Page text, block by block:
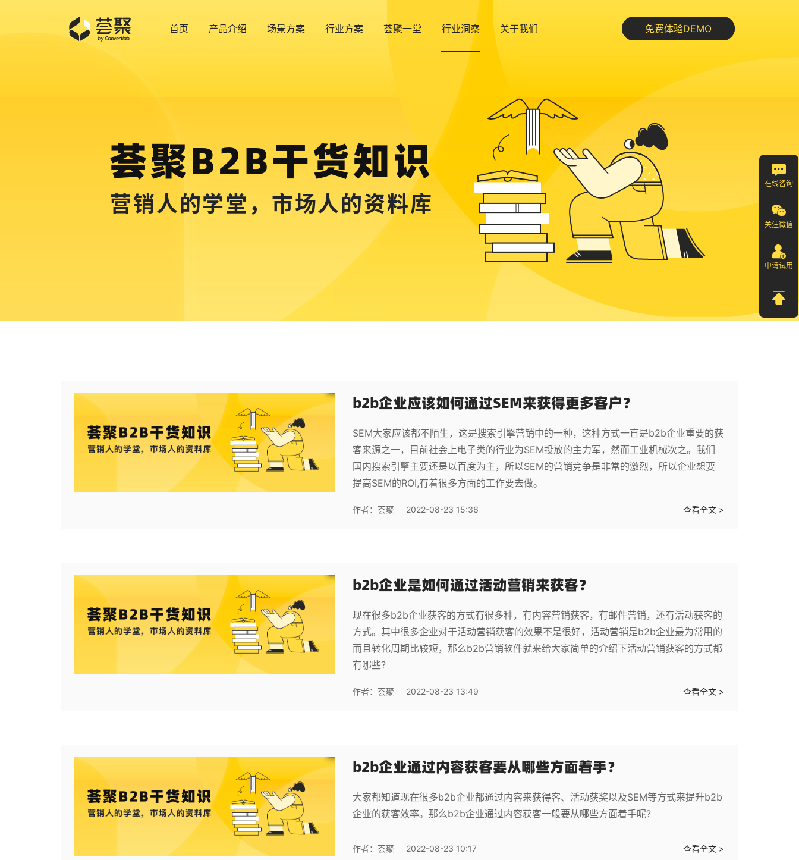
首页 产品介绍 场景方案 行业方案 荟聚一堂 行业洞察 关于我们 免费体验DEMO
荟聚B2B干货知识
营销人的学堂，市场人的资料库
b2b企业应该如何通过SEM来获得更多客户？
SEM大家应该都不陌生，这是搜索引擎营销中的一种，这种方式一直是b2b企业重要的获
客来源之一，目前社会上电子类的行业为SEM投放的主力军，然而工业机械次之。我们
国内搜索引擎主要还是以百度为主，所以SEM的营销竞争是非常的激烈，所以企业想要
提高SEM的ROI,有着很多方面的工作要去做。
作者：荟聚 2022-08-23 15:36 查看全文 >
b2b企业是如何通过活动营销来获客？
现在很多b2b企业获客的方式有很多种，有内容营销获客，有邮件营销，还有活动获客的
方式。其中很多企业对于活动营销获客的效果不是很好，活动营销是b2b企业最为常用的
而且转化周期比较短，那么b2b营销软件就来给大家简单的介绍下活动营销获客的方式都
有哪些？
作者：荟聚 2022-08-23 13:49 查看全文 >
b2b企业通过内容获客要从哪些方面着手？
大家都知道现在很多b2b企业都通过内容来获得客、活动获奖以及SEM等方式来提升b2b
企业的获客效率。那么b2b企业通过内容获客一般要从哪些方面着手呢?
作者：荟聚 2022-08-23 10:17 查看全文 >
在线咨询
关注微信
申请试用